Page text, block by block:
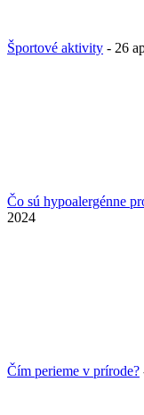
Športové aktivity - 26
Čo sú hypoalergénne
2024
Čím perieme v prírode?